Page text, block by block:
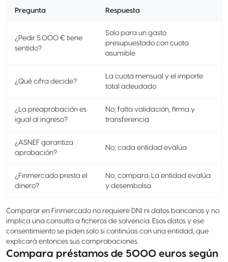
Pregunta Respuesta
¿Pedir 5.000 € tiene
sentido?
Solo para un gasto
presupuestado con cuota
asumible
¿Qué cifra decide?
La cuota mensual y el importe
total adeudado
¿La preaprobación es
igual al ingreso?
No; falta validación, firma y
transferencia
¿ASNEF garantiza
aprobación?
No; cada entidad evalúa
¿Finmercado presta el
dinero?
No; compara. La entidad evalúa
y desembolsa
Comparar en Finmercado no requiere DNI ni datos bancarios y no
implica una consulta a ficheros de solvencia. Esos datos y ese
consentimiento se piden solo si continúas con una entidad, que
explicará entonces sus comprobaciones.
Compara préstamos de 5000 euros según